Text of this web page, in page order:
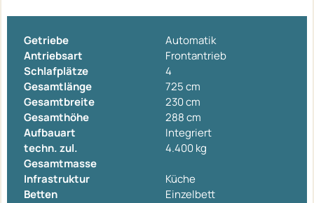
Getriebe
Automatik
Antriebsart
Frontantrieb
Schlafplätze
4
Gesamtlänge
725 cm
Gesamtbreite
230 cm
Gesamthöhe
288 cm
Aufbauart
Integriert
techn. zul.
Gesamtmasse
4.400 kg
Infrastruktur
Küche
Betten
Einzelbett